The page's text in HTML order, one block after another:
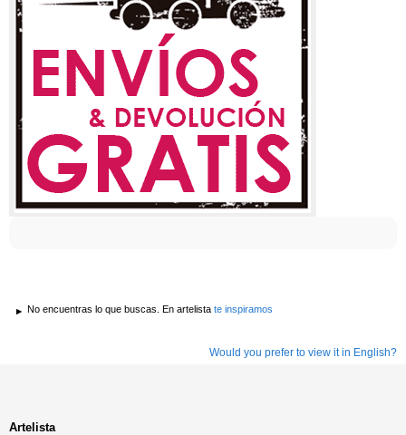
No encuentras lo que buscas. En artelista te inspiramos
Would you prefer to view it in English?
Artelista